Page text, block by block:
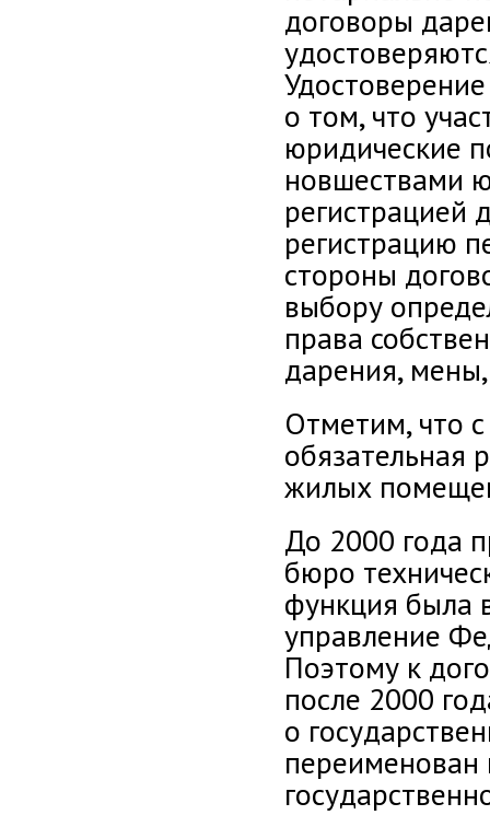
договоры
о том, что
юридические
новшествами
регистрацией
регистрацию
стороны
выбору
права
дарения,
Отметим, что
обязательная
жилых
До 2000 года
бюро
функция была
управление
Поэтому к
после 2000
о